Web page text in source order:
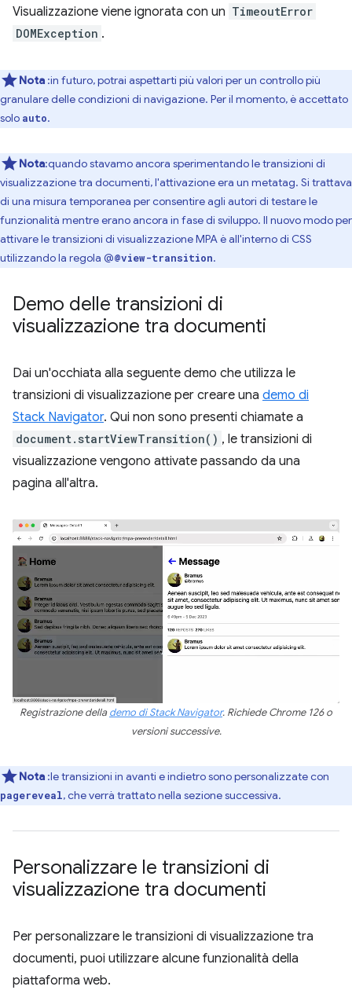
Visualizzazione viene ignorata con un TimeoutError
DOMException .
Nota :in futuro, potrai aspettarti più valori per un controllo più
granulare delle condizioni di navigazione. Per il momento, è accettato
solo auto.
Nota:quando stavamo ancora sperimentando le transizioni di
visualizzazione tra documenti, l'attivazione era un metatag. Si trattava
di una misura temporanea per consentire agli autori di testare le
funzionalità mentre erano ancora in fase di sviluppo. Il nuovo modo per
attivare le transizioni di visualizzazione MPA è all'interno di CSS
utilizzando la regola @@view-transition.
Demo delle transizioni di
visualizzazione tra documenti
Dai un'occhiata alla seguente demo che utilizza le
transizioni di visualizzazione per creare una demo di
Stack Navigator. Qui non sono presenti chiamate a
document.startViewTransition() , le transizioni di
visualizzazione vengono attivate passando da una
pagina all'altra.
Registrazione dellademo di Stack Navigator. Richiede Chrome 126 o
versioni successive.
Nota :le transizioni in avanti e indietro sono personalizzate con
pagereveal, che verrà trattato nella sezione successiva.
Personalizzare le transizioni di
visualizzazione tra documenti
Per personalizzare le transizioni di visualizzazione tra
documenti, puoi utilizzare alcune funzionalità della
piattaforma web.